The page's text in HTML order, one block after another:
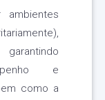
e
como a